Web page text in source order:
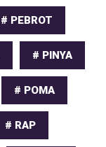
# PEBROT
# PINYA
# POMA
# RAP